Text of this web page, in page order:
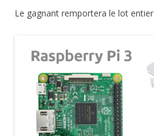
Le gagnant remportera le lot entier